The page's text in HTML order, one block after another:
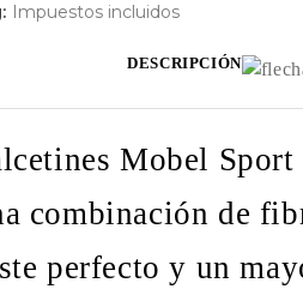
Impuestos incluidos
DESCRIPCIÓN
Mobel Sport
combinación de
perfecto y un